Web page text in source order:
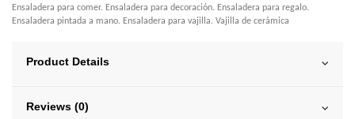
Ensaladera para comer. Ensaladera para decoración. Ensaladera para regalo.
Ensaladera pintada a mano. Ensaladera para vajilla. Vajilla de cerámica
Product Details
Reviews (0)